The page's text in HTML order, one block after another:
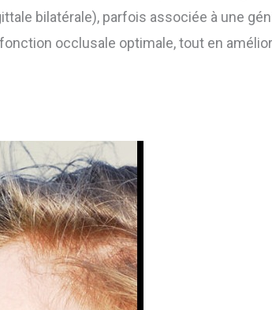
bilatérale), parfois associée à une
occlusale optimale, tout en